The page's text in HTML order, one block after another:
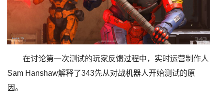
在讨论第一次测试的玩家反馈过程中，实时运营制作人
Sam Hanshaw解释了343先从对战机器人开始测试的原
因。